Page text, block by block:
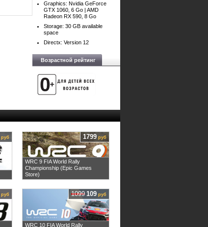
Graphics: Nvidia GeForce
GTX 1060, 6 Go | AMD
Radeon RX 590, 8 Go
Storage: 30 GB available
space
Directx: Version 12
Возрастной рейтинг
руб
WRC 9 FIA World Rally
Championship (Epic Games
Store)
1799 руб
руб
WRC 10 FIA World Rally
1099 109 руб